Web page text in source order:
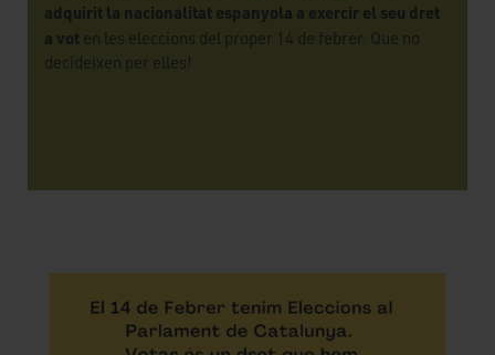
adquirit la nacionalitat espanyola a exercir el seu dret
a vot en les eleccions del proper 14 de febrer. Que no
decideixen per elles!